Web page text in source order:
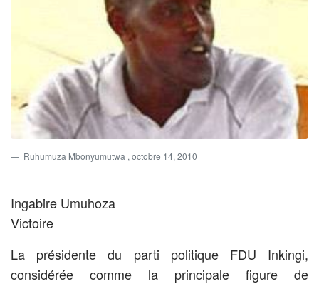
Ruhumuza Mbonyumutwa , octobre 14, 2010
Ingabire Umuhoza
Victoire
La présidente du parti politique FDU Inkingi,
considérée comme la principale figure de